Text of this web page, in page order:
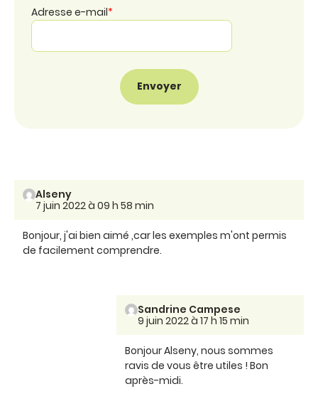
Adresse e-mail*
Alseny
7 juin 2022 à 09 h 58 min
Bonjour, j'ai bien aimé ,car les exemples m'ont permis
de facilement comprendre.
Sandrine Campese
9 juin 2022 à 17 h 15 min
Bonjour Alseny, nous sommes
ravis de vous être utiles ! Bon
après-midi.